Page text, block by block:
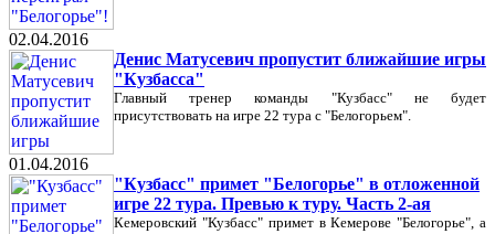
02.04.2016
Денис Матусевич пропустит ближайшие игры
"Кузбасса"
Главный тренер команды "Кузбасс" не будет
присутствовать на игре 22 тура с "Белогорьем".
01.04.2016
"Кузбасс" примет "Белогорье" в отложенной
игре 22 тура. Превью к туру. Часть 2-ая
Кемеровский "Кузбасс" примет в Кемерове "Белогорье", а